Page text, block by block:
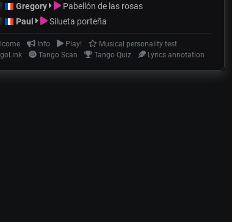
Gregory Pabellón de las rosas
Paul Silueta porteña
Info Play!
Musical personality test
Tango Scan Tango Quiz Lyrics annotation